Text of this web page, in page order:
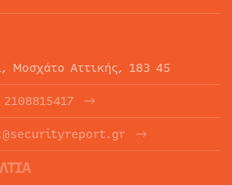
Μοσχάτο Αττικής, 183 45
2108815417